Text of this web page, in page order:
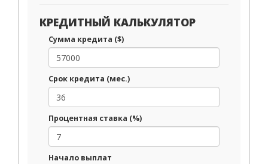
КРЕДИТНЫЙ КАЛЬКУЛЯТОР
Сумма кредита ($)
Срок кредита (мес.)
Процентная ставка (%)
Начало выплат